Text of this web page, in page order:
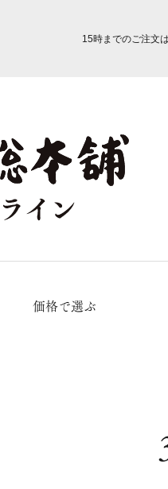
15時までのご注文
価格で選ぶ